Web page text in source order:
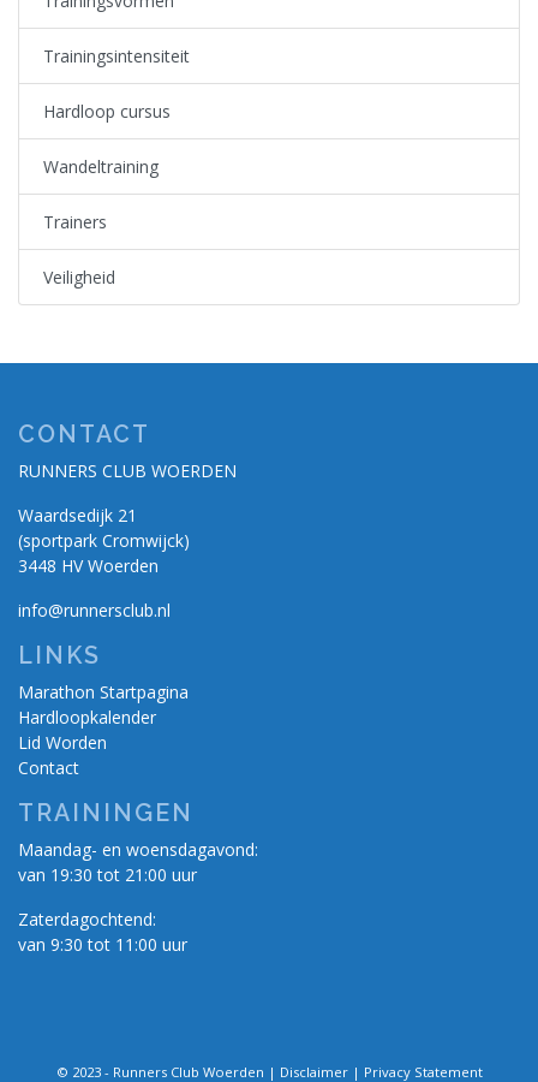
Trainingsintensiteit
Hardloop cursus
Wandeltraining
Trainers
Veiligheid
CONTACT
RUNNERS CLUB WOERDEN
Waardsedijk 21
(sportpark Cromwijck)
3448 HV Woerden
info@runnersclub.nl
LINKS
Marathon Startpagina
Hardloopkalender
Lid Worden
Contact
TRAININGEN
Maandag- en woensdagavond:
van 19:30 tot 21:00 uur
Zaterdagochtend:
van 9:30 tot 11:00 uur
© 2023 - Runners Club Woerden | Disclaimer| Privacy Statement